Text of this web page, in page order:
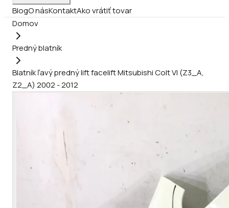
BlogO násKontaktAko vrátiť tovar
Domov
Predný blatník
Blatník ľavý predný lift facelift Mitsubishi Colt VI (Z3_A,
Z2_A) 2002 - 2012